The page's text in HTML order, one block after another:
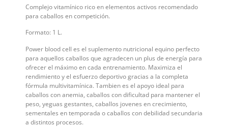
Complejo vitamínico rico en elementos activos recomendado
para caballos en competición.
Formato: 1 L.
Power blood cell es el suplemento nutricional equino perfecto
para aquellos caballos que agradecen un plus de energía para
ofrecer el máximo en cada entrenamiento. Maximiza el
rendimiento y el esfuerzo deportivo gracias a la completa
fórmula multivitamínica. Tambien es el apoyo ideal para
caballos con anemia, caballos con dificultad para mantener el
peso, yeguas gestantes, caballos jovenes en crecimiento,
sementales en temporada o caballos con debilidad secundaria
a distintos procesos.